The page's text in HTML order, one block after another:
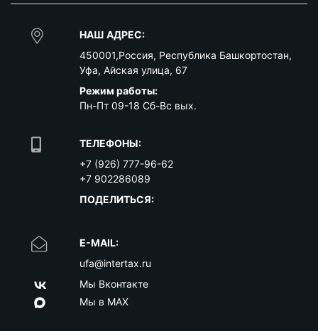
НАШ АДРЕС:
450001,Россия, Республика Башкортостан,
Уфа, Айская улица, 67
Режим работы:
Пн-Пт 09-18 Сб-Вс вых.
ТЕЛЕФОНЫ:
+7 (926) 777-96-62
+7 902286089
ПОДЕЛИТЬСЯ:
E-MAIL:
ufa@intertax.ru
Мы Вконтакте
Мы в MAX